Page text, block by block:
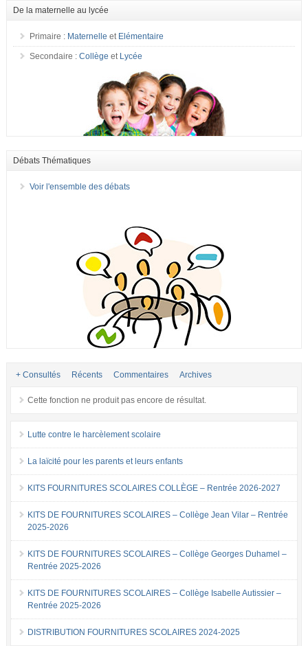
De la maternelle au lycée
Primaire : Maternelle et Elémentaire
Secondaire : Collège et Lycée
Débats Thématiques
Voir l'ensemble des débats
+ Consultés Récents Commentaires Archives
Cette fonction ne produit pas encore de résultat.
Lutte contre le harcèlement scolaire
La laïcité pour les parents et leurs enfants
KITS FOURNITURES SCOLAIRES COLLÈGE – Rentrée 2026-2027
KITS DE FOURNITURES SCOLAIRES – Collège Jean Vilar – Rentrée
2025-2026
KITS DE FOURNITURES SCOLAIRES – Collège Georges Duhamel –
Rentrée 2025-2026
KITS DE FOURNITURES SCOLAIRES – Collège Isabelle Autissier –
Rentrée 2025-2026
DISTRIBUTION FOURNITURES SCOLAIRES 2024-2025